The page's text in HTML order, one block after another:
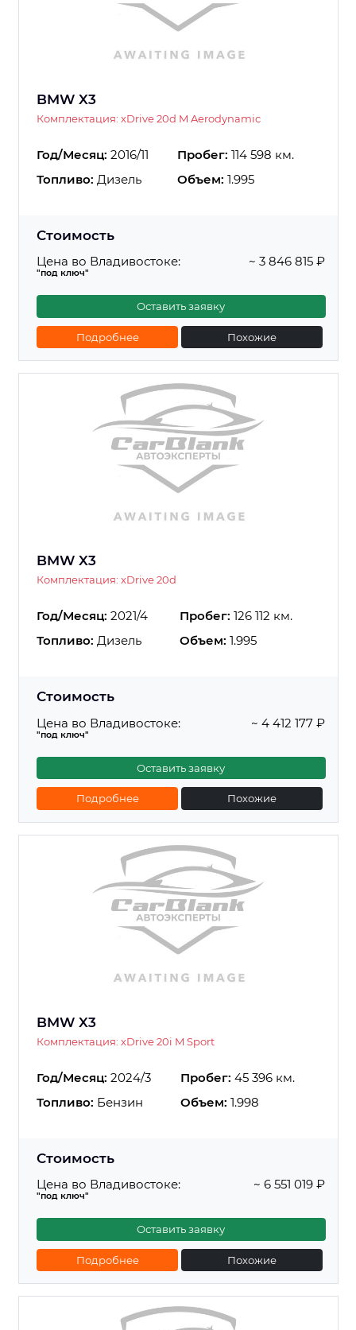
BMW X3
Комплектация: xDrive 20d M Aerodynamic
Год/Месяц: 2016/11 Пробег: 114 598 км.
Топливо: Дизель Объем: 1.995
Стоимость
Цена во Владивостоке:
"под ключ"
~ 3 846 815 ₽
Оставить заявку
Подробнее Похожие
BMW X3
Комплектация: xDrive 20d
Год/Месяц: 2021/4 Пробег: 126 112 км.
Топливо: Дизель Объем: 1.995
Стоимость
Цена во Владивостоке:
"под ключ"
~ 4 412 177 ₽
Оставить заявку
Подробнее Похожие
BMW X3
Комплектация: xDrive 20i M Sport
Год/Месяц: 2024/3 Пробег: 45 396 км.
Топливо: Бензин Объем: 1.998
Стоимость
Цена во Владивостоке:
"под ключ"
~ 6 551 019 ₽
Оставить заявку
Подробнее Похожие